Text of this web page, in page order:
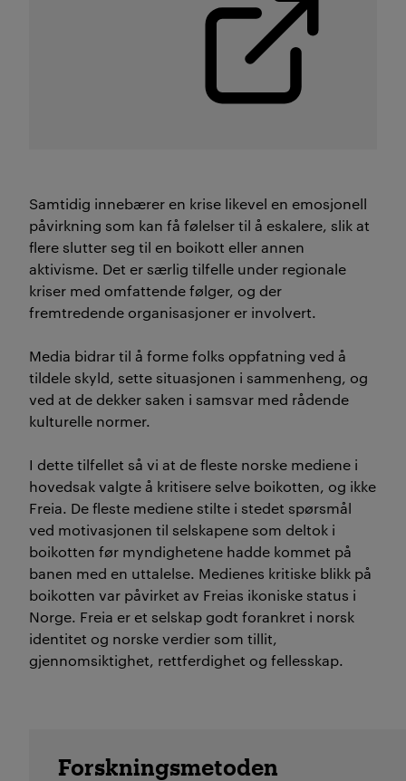
Samtidig innebærer en krise likevel en emosjonell
påvirkning som kan få følelsertil å eskalere, slik at
flere slutter seg til en boikott eller annen
aktivisme. Det er særlig tilfelle under regionale
kriser med omfattendefølger, og der
fremtredende organisasjoner er involvert.
Media bidrar til å formefolks oppfatning ved å
tildele skyld, sette situasjonen i sammenheng, og
ved at de dekker saken i samsvar med rådende
kulturelle normer.
I dette tilfellet så vi at de fleste norske mediene i
hovedsakvalgteå kritisere selve boikotten, og ikke
Freia. De fleste mediene stilte i stedet spørsmål
ved motivasjonen til selskapene som deltok i
boikotten før myndighetene hadde kommet på
banen med en uttalelse. Medienes kritiske blikk på
boikotten var påvirket av Freias ikoniske status i
Norge. Freia er et selskap godt forankret i norsk
identitet og norskeverdier som tillit,
gjennomsiktighet, rettferdighet og fellesskap.
Forskningsmetoden